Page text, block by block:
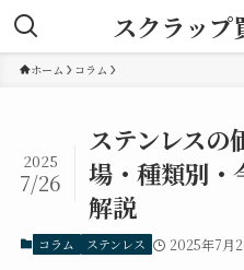
スクラップ
ホーム コラム
ステンレスの
場・種類別・
解説
2025
7/26
コラム ステンレス 2025年7月